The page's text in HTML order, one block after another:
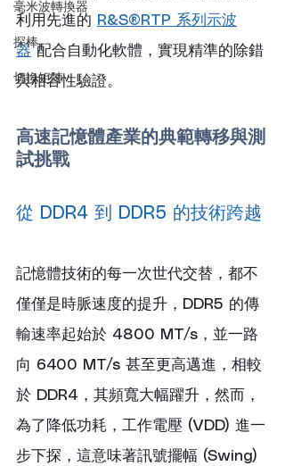
毫米波轉換器
探棒
切換矩陣
利用先進的 R&S®RTP 系列示波
器 配合自動化軟體，實現精準的除錯
與相容性驗證。
高速記憶體產業的典範轉移與測
試挑戰
從 DDR4 到 DDR5 的技術跨越
記憶體技術的每一次世代交替，都不
僅僅是時脈速度的提升，DDR5 的傳
輸速率起始於 4800 MT/s，並一路
向 6400 MT/s 甚至更高邁進，相較
於 DDR4，其頻寬大幅躍升，然而，
為了降低功耗，工作電壓 (VDD) 進一
步下探，這意味著訊號擺幅 (Swing)